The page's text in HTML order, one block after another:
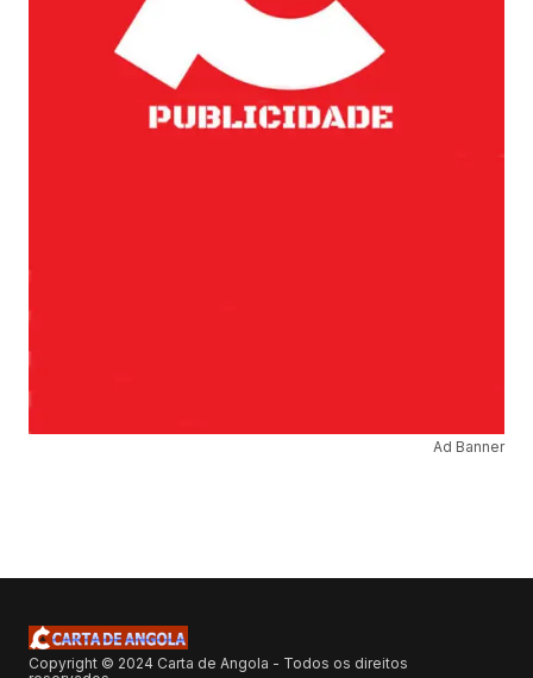
Ad Banner
Copyright © 2024 Carta de Angola - Todos os direitos